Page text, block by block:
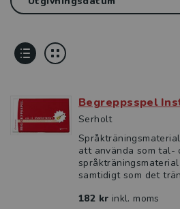
Begreppsspel
Serholt
att använda som tal-
samtidigt som det
182 kr inkl. moms